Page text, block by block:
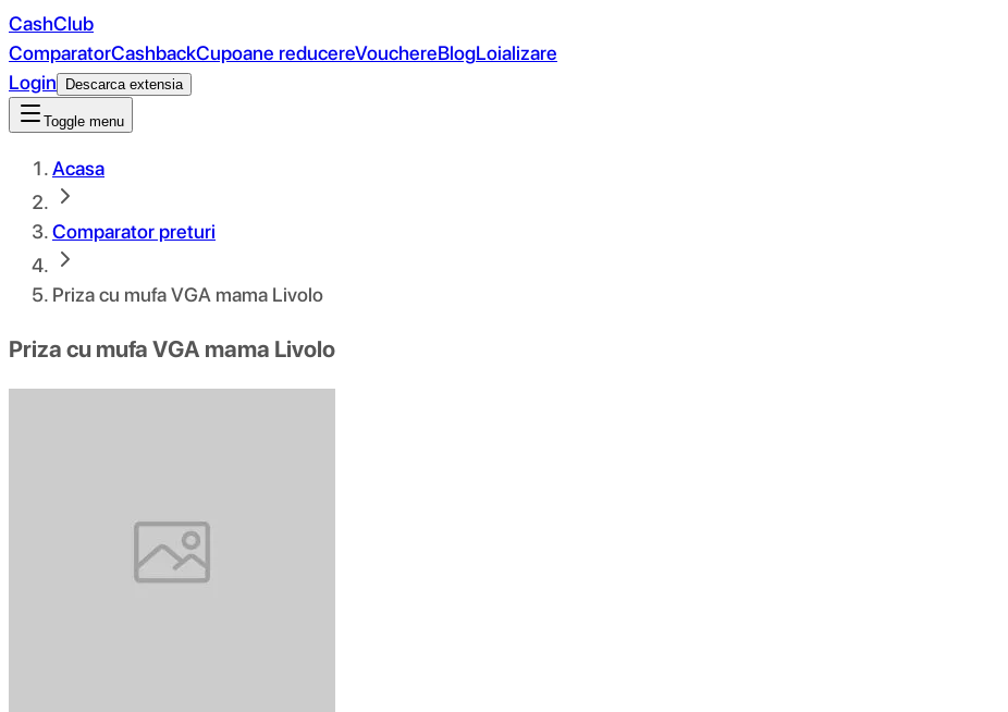
CashClub
ComparatorCashbackCupoane reducereVouchereBlogLoializare
Login
Descarca extensia
Toggle menu
Acasa
Comparator preturi
Priza cu mufa VGA mama Livolo
Priza cu mufa VGA mama Livolo